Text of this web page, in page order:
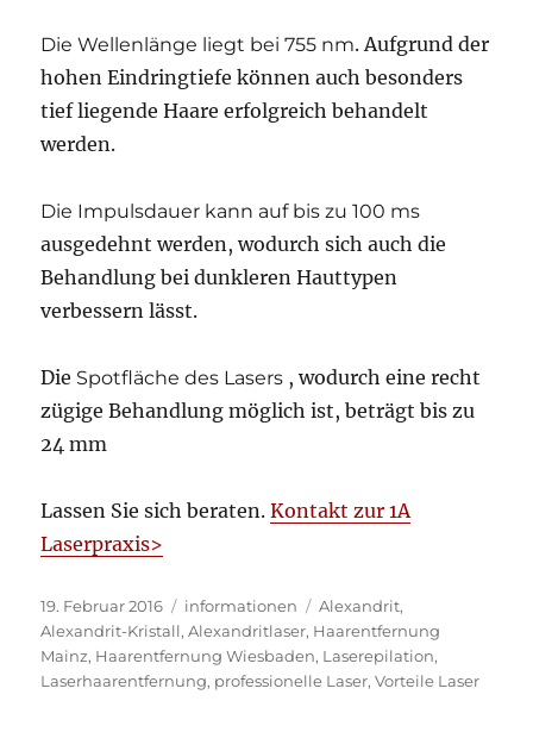
Die Wellenlänge liegt bei 755 nm. Aufgrund der
hohen Eindringtiefe können auch besonders
tief liegende Haare erfolgreich behandelt
werden.
Die Impulsdauer kann auf bis zu 100 ms
ausgedehnt werden, wodurch sich auch die
Behandlung bei dunkleren Hauttypen
verbessern lässt.
Die Spotfläche des Lasers , wodurch eine recht
zügige Behandlung möglich ist, beträgt bis zu
24 mm
Lassen Sie sich beraten.Kontakt zur 1A
Laserpraxis>
Veröffentlicht
am
19. Februar 2016 Kategorien
informationen Schlagwörter
Alexandrit,
Alexandrit-Kristall,Alexandritlaser, Haarentfernung
Mainz, Haarentfernung Wiesbaden, Laserepilation,
Laserhaarentfernung, professionelle Laser,Vorteile Laser